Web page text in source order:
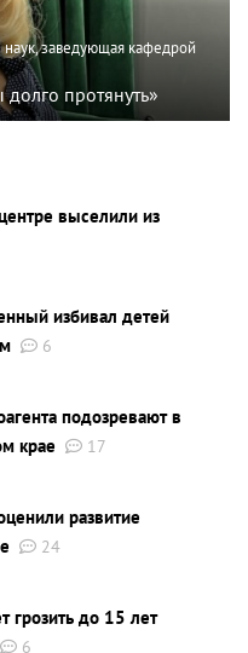
заведующая кафедрой
протянуть»
выселили из
избивал детей
6
подозревают в
крае
17
развитие
24
грозить до 15 лет
6